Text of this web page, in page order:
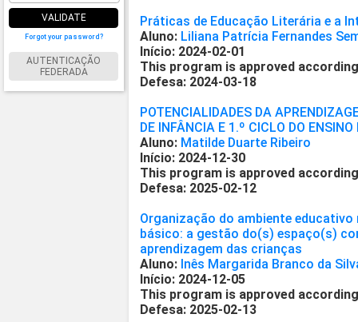
VALIDATE
Forgot your password?
AUTENTICAÇÃO
FEDERADA
Práticas de Educação Literária e a
Aluno: Liliana Patrícia Fernandes
Início: 2024-02-01
This program is approved
Defesa: 2024-03-18
POTENCIALIDADES DA
DE INFÂNCIA E 1.º CICLO DO
Aluno: Matilde Duarte Ribeiro
Início: 2024-12-30
This program is approved
Defesa: 2025-02-12
Organização do ambiente
básico: a gestão do(s) espaço(s)
aprendizagem das crianças
Aluno: Inês Margarida Branco da
Início: 2024-12-05
This program is approved
Defesa: 2025-02-13